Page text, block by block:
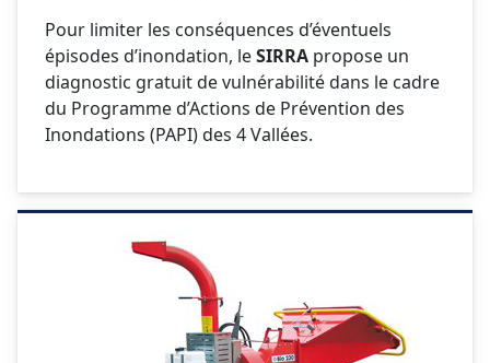
Pour limiter les conséquences d’éventuels
épisodes d’inondation, leSIRRA propose un
diagnostic gratuit de vulnérabilité dans le cadre
du Programme d’Actions de Prévention des
Inondations (PAPI) des 4 Vallées.